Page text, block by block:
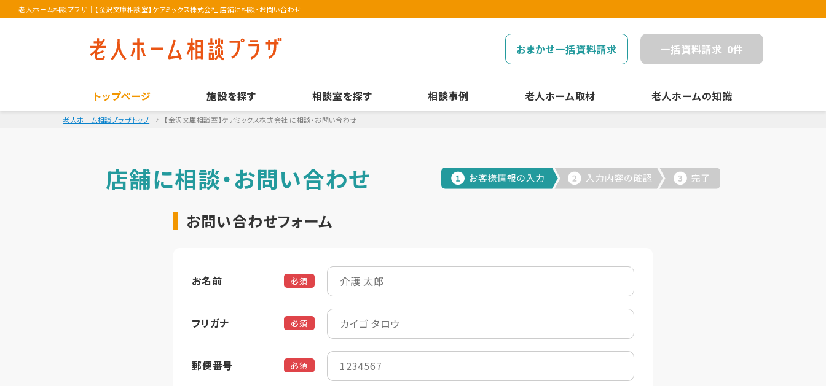
老人ホーム相談プラザ ｜ 【金沢文庫相談室】ケアミックス株式会社 店舗に相談・お問い合わせ
おまかせ一括資料請求 一括資料請求 0件
トップページ 施設を探す 相談室を探す 相談事例 老人ホーム取材 老人ホームの知識
老人ホーム相談プラザトップ 【金沢文庫相談室】ケアミックス株式会社 に相談・お問い合わせ
店舗に相談・お問い合わせ
お問い合わせフォーム
お名前 必須
フリガナ 必須
郵便番号 必須